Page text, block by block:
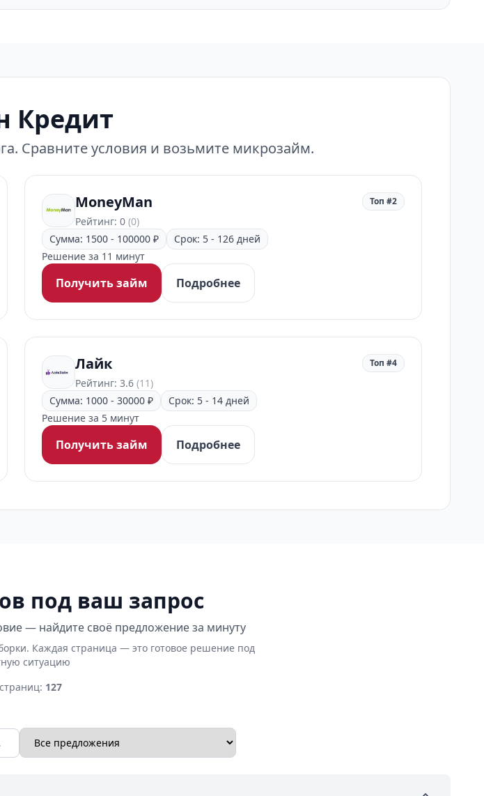
Кредит
Сравните условия и возьмите микрозайм.
MoneyMan
Рейтинг: 0 (0)
Топ #2
Сумма: 1500 - 100000 ₽
Срок: 5 - 126 дней
Решение за 11 минут
Получить займ Подробнее
Лайк
Рейтинг: 3.6 (11)
Топ #4
Сумма: 1000 - 30000 ₽
Срок: 5 - 14 дней
Решение за 5 минут
Получить займ Подробнее
под ваш запрос
— найдите своё предложение за минуту
Каждая страница — это готовое решение под
ситуацию
127